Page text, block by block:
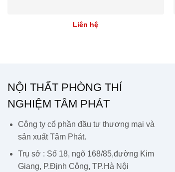
Liên hệ
NỘI THẤT PHÒNG THÍ
NGHIỆM TÂM PHÁT
Công ty cổ phần đầu tư thương mại và
sản xuất Tâm Phát.
Trụ sở : Số 18, ngõ 168/85,đường Kim
Giang, P.Định Công, TP.Hà Nội